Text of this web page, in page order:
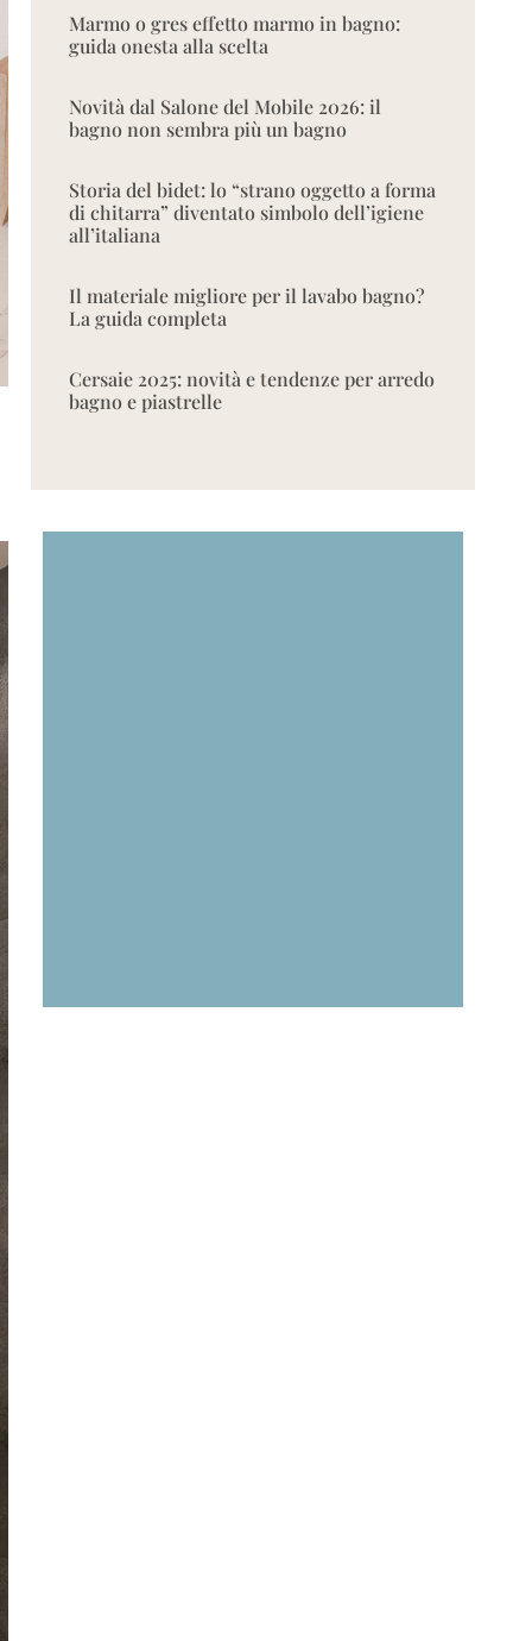
Marmo o gres effetto marmo in bagno:
guida onesta alla scelta
Novità dal Salone del Mobile 2026: il
bagno non sembra più un bagno
Storia del bidet: lo “strano oggetto a forma
di chitarra” diventato simbolo dell’igiene
all’italiana
Il materiale migliore per il lavabo bagno?
La guida completa
Cersaie 2025: novità e tendenze per arredo
bagno e piastrelle